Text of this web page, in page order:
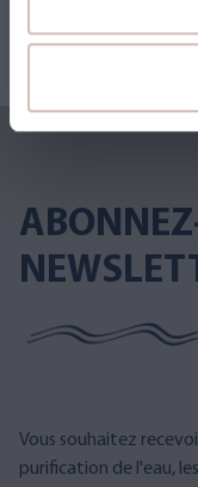
Vous souhaitez
purification de l'eau,